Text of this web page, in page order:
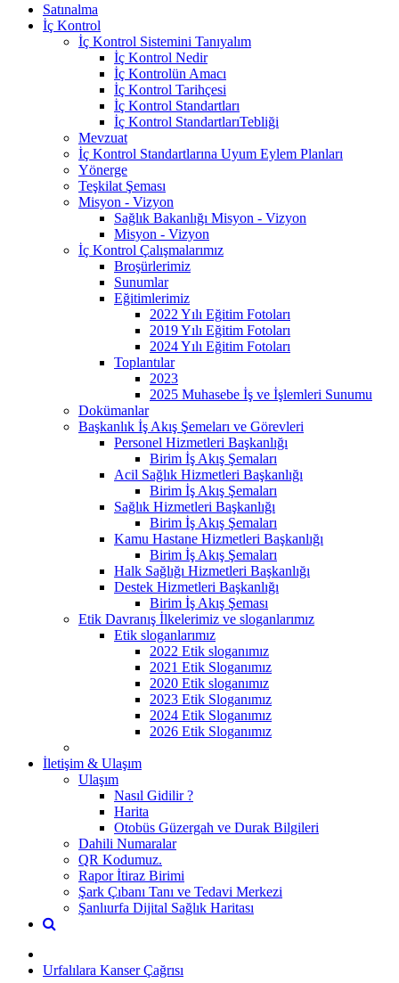
Satınalma
İç Kontrol
İç Kontrol Sistemini Tanıyalım
İç Kontrol Nedir
İç Kontrolün Amacı
İç Kontrol Tarihçesi
İç Kontrol Standartları
İç Kontrol StandartlarıTebliği
Mevzuat
İç Kontrol Standartlarına Uyum Eylem Planları
Yönerge
Teşkilat Şeması
Misyon - Vizyon
Sağlık Bakanlığı Misyon - Vizyon
Misyon - Vizyon
İç Kontrol Çalışmalarımız
Broşürlerimiz
Sunumlar
Eğitimlerimiz
2022 Yılı Eğitim Fotoları
2019 Yılı Eğitim Fotoları
2024 Yılı Eğitim Fotoları
Toplantılar
2023
2025 Muhasebe İş ve İşlemleri Sunumu
Dokümanlar
Başkanlık İş Akış Şemeları ve Görevleri
Personel Hizmetleri Başkanlığı
Birim İş Akış Şemaları
Acil Sağlık Hizmetleri Başkanlığı
Birim İş Akış Şemaları
Sağlık Hizmetleri Başkanlığı
Birim İş Akış Şemaları
Kamu Hastane Hizmetleri Başkanlığı
Birim İş Akış Şemaları
Halk Sağlığı Hizmetleri Başkanlığı
Destek Hizmetleri Başkanlığı
Birim İş Akış Şeması
Etik Davranış İlkelerimiz ve sloganlarımız
Etik sloganlarımız
2022 Etik sloganımız
2021 Etik Sloganımız
2020 Etik sloganımız
2023 Etik Sloganımız
2024 Etik Sloganımız
2026 Etik Sloganımız
İletişim & Ulaşım
Ulaşım
Nasıl Gidilir ?
Harita
Otobüs Güzergah ve Durak Bilgileri
Dahili Numaralar
QR Kodumuz.
Rapor İtiraz Birimi
Şark Çıbanı Tanı ve Tedavi Merkezi
Şanlıurfa Dijital Sağlık Haritası
Urfalılara Kanser Çağrısı